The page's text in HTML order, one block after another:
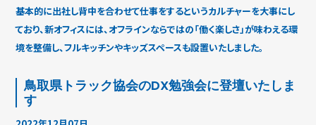
基本的に出社し背中を合わせて仕事をするというカルチャーを大事にし
ており、新オフィスには、オフラインならではの「働く楽しさ」が味わえる環
境を整備し、フルキッチンやキッズスペースも設置いたしました。
鳥取県トラック協会のDX勉強会に登壇いたしま
す